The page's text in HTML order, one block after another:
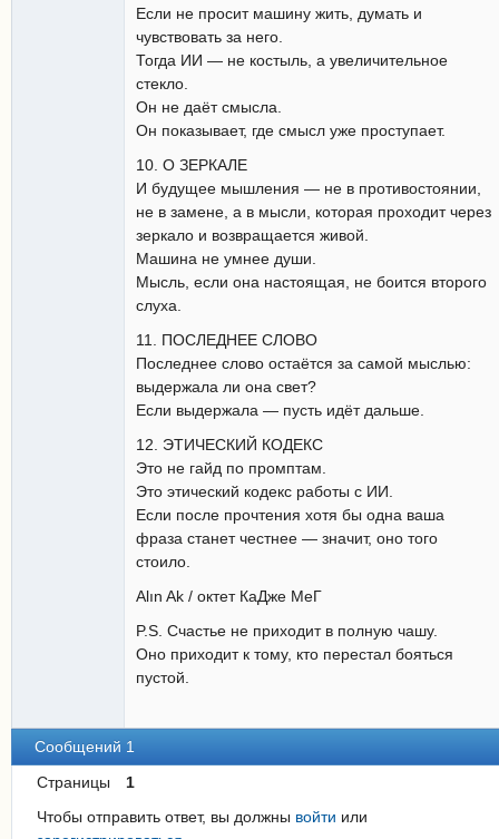
Если не просит машину жить, думать и
чувствовать за него.
Тогда ИИ — не костыль, а увеличительное
стекло.
Он не даёт смысла.
Он показывает, где смысл уже проступает.
10. О ЗЕРКАЛЕ
И будущее мышления — не в противостоянии,
не в замене, а в мысли, которая проходит через
зеркало и возвращается живой.
Машина не умнее души.
Мысль, если она настоящая, не боится второго
слуха.
11. ПОСЛЕДНЕЕ СЛОВО
Последнее слово остаётся за самой мыслью:
выдержала ли она свет?
Если выдержала — пусть идёт дальше.
12. ЭТИЧЕСКИЙ КОДЕКС
Это не гайд по промптам.
Это этический кодекс работы с ИИ.
Если после прочтения хотя бы одна ваша
фраза станет честнее — значит, оно того
стоило.
Alın Ak / октет КаДже МеГ
P.S. Счастье не приходит в полную чашу.
Оно приходит к тому, кто перестал бояться
пустой.
Сообщений 1
Страницы
1
Чтобы отправить ответ, вы должны войти или